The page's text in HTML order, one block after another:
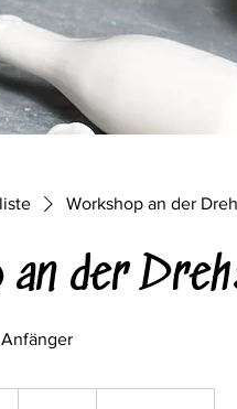
Workshop an der
an der